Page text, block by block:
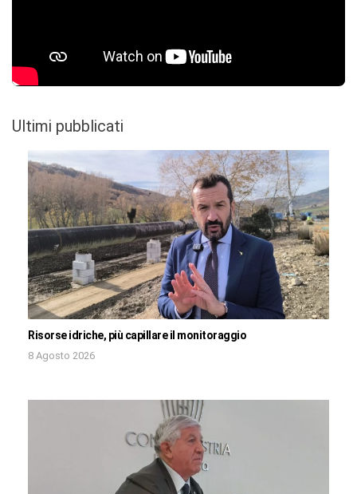
Ultimi pubblicati
Risorse idriche, più capillare il monitoraggio
8 Agosto 2026